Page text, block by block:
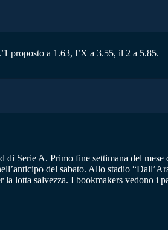
proposto a 1.63, l’X a 3.55, il 2 a 5.85.
Serie A. Primo fine settimana del
del sabato. Allo stadio
lotta salvezza. I bookmakers vedono i